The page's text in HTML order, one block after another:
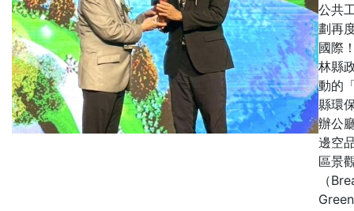
公共
劃再
國際
林縣
動的
縣環
辦公
邊空
區景
（